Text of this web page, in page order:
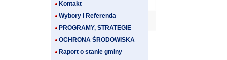
Kontakt
Wybory i Referenda
PROGRAMY, STRATEGIE
OCHRONA ŚRODOWISKA
Raport o stanie gminy